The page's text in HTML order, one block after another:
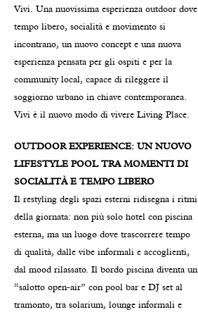
Vivi. Una nuovissima esperienza outdoor dove
tempo libero, socialità e movimento si
incontrano, un nuovo concept e una nuova
esperienza pensata per gli ospiti e per la
community local, capace di rileggere il
soggiorno urbano in chiave contemporanea.
Vivi è il nuovo modo di vivere Living Place.
OUTDOOR EXPERIENCE: UN NUOVO
LIFESTYLE POOL TRA MOMENTI DI
SOCIALITÀ E TEMPO LIBERO
Il restyling degli spazi esterni ridisegna i ritmi
della giornata: non più solo hotel con piscina
esterna, ma un luogo dove trascorrere tempo
di qualità, dalle vibe informali e accoglienti,
dal mood rilassato. Il bordo piscina diventa un
“salotto open-air” con pool bar e DJ set al
tramonto, tra solarium, lounge informali e